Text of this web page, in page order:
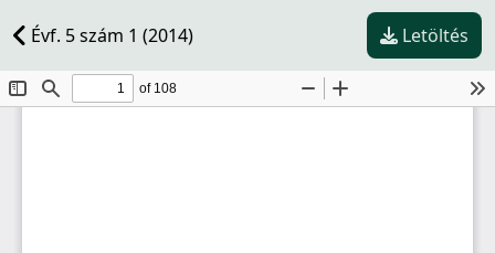
Évf. 5 szám 1 (2014) Letöltés